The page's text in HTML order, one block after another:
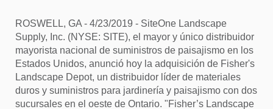
ROSWELL, GA - 4/23/2019 - SiteOne Landscape
Supply, Inc. (NYSE: SITE), el mayor y único distribuidor
mayorista nacional de suministros de paisajismo en los
Estados Unidos, anunció hoy la adquisición de Fisher's
Landscape Depot, un distribuidor líder de materiales
duros y suministros para jardinería y paisajismo con dos
sucursales en el oeste de Ontario. "Fisher’s Landscape